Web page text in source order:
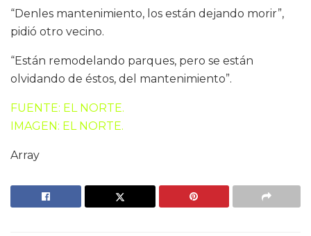
“Denles mantenimiento, los están dejando morir”,
pidió otro vecino.
“Están remodelando parques, pero se están
olvidando de éstos, del mantenimiento”.
FUENTE: EL NORTE.
IMAGEN: EL NORTE.
Array